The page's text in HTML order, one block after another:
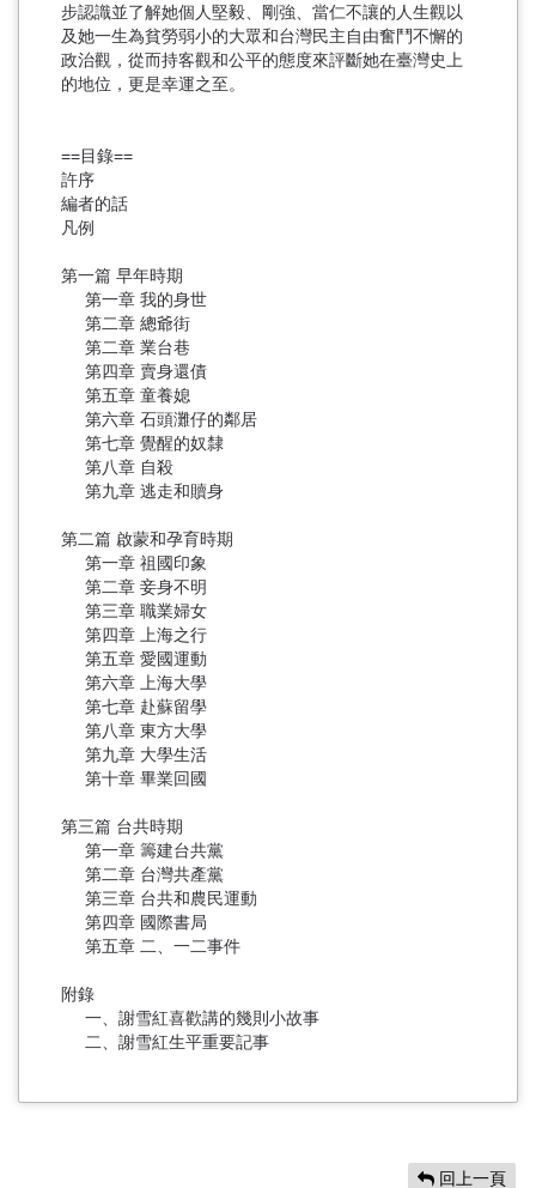
步認識並了解她個人堅毅、剛強、當仁不讓的人生觀以
及她一生為貧勞弱小的大眾和台灣民主自由奮鬥不懈的
政治觀，從而持客觀和公平的態度來評斷她在臺灣史上
的地位，更是幸運之至。
==目錄==
許序
編者的話
凡例
第一篇 早年時期
第一章 我的身世
第二章 總爺街
第二章 業台巷
第四章 賣身還債
第五章 童養媳
第六章 石頭灘仔的鄰居
第七章 覺醒的奴隸
第八章 自殺
第九章 逃走和贖身
第二篇 啟蒙和孕育時期
第一章 祖國印象
第二章 妾身不明
第三章 職業婦女
第四章 上海之行
第五章 愛國運動
第六章 上海大學
第七章 赴蘇留學
第八章 東方大學
第九章 大學生活
第十章 畢業回國
第三篇 台共時期
第一章 籌建台共黨
第二章 台灣共產黨
第三章 台共和農民運動
第四章 國際書局
第五章 二、一二事件
附錄
一、謝雪紅喜歡講的幾則小故事
二、謝雪紅生平重要記事
回上一頁